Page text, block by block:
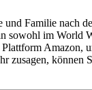
Familie nach
im World
zusagen,